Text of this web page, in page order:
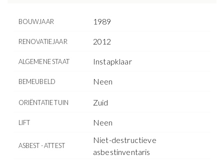
BOUWJAAR 1989
RENOVATIEJAAR 2012
ALGEMENE STAAT Instapklaar
BEMEUBELD Neen
ORIËNTATIE TUIN Zuid
LIFT Neen
ASBEST - ATTEST
Niet-destructieve
asbestinventaris